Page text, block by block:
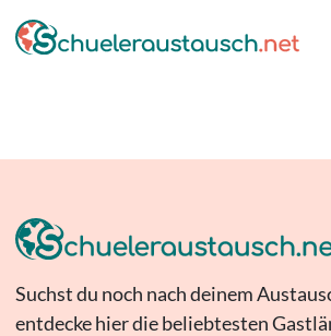
Suchst du noch nach deinem
entdecke hier die beliebtesten